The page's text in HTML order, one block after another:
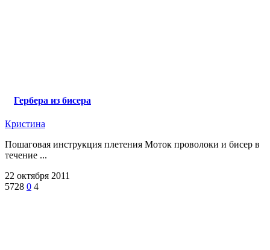
Гербера из бисера
Кристина
Пошаговая инструкция плетения Моток проволоки и бисер в
течение ...
22 октября 2011
5728 0 4